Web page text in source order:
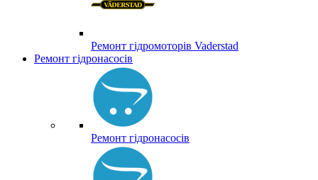
Ремонт гідромоторів Vaderstad
Ремонт гідронасосів
Ремонт гідронасосів